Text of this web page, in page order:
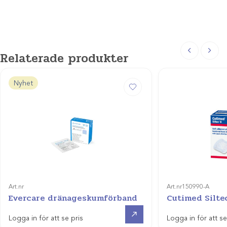
Relaterade produkter
Nyhet
Art.nr
Evercare dränageskumförband
Logga in för att se pris
Art.nr150990-A
Cutimed
Logga in för att